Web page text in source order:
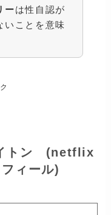
ーは性自認が
いことを意味
イトン (netflix
ィール)